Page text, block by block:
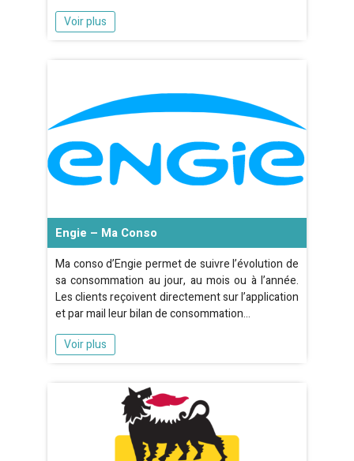
Voir plus
Engie – Ma Conso
Ma conso d’Engie permet de suivre l’évolution de
sa consommation au jour, au mois ou à l’année.
Les clients reçoivent directement sur l’application
et par mail leur bilan de consommation…
Voir plus